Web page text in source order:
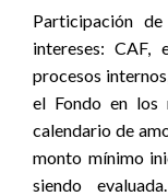
Participación
intereses: CAF,
procesos
el Fondo en los
calendario de
monto mínimo
siendo